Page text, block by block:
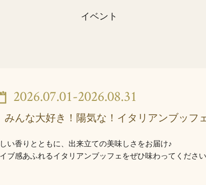
イベント
2026.07.01-2026.08.31
んな大好き！陽気な！イタリアンブッフ
い香りとともに、出来立ての美味しさをお届け♪
ブ感あふれるイタリアンブッフェをぜひ味わってください